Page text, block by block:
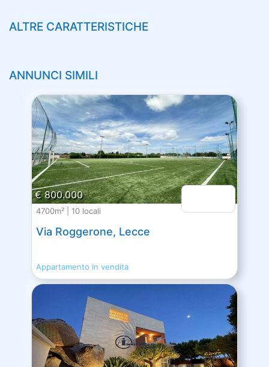
ALTRE CARATTERISTICHE
ANNUNCI SIMILI
€ 800.000
4700m² | 10 locali
Via Roggerone, Lecce
Appartamento in vendita